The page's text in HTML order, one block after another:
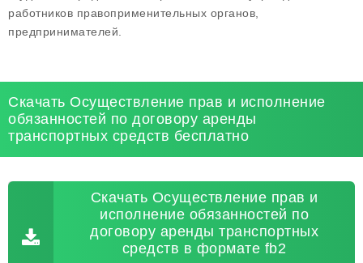
работников правоприменительных органов,
предпринимателей.
Скачать Осуществление прав и исполнение
обязанностей по договору аренды
транспортных средств бесплатно
Скачать Осуществление прав и
исполнение обязанностей по
договору аренды транспортных
средств в формате fb2